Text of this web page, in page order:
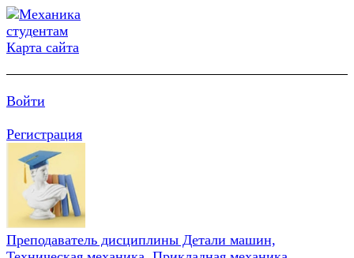
Карта сайта
Войти
Регистрация
Преподаватель дисциплины Детали машин,